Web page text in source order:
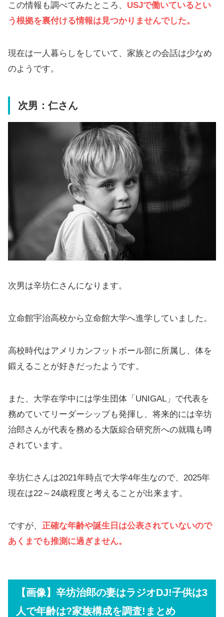
この情報も調べてみたところ、 USJで働いているとい
う根拠を裏付ける情報は見つかりませんでした。
現在は一人暮らしをしていて、家族との会話は少なめ
のようです。
次男：仁さん
次男は辛坊仁さんになります。
立命館宇治高校から立命館大学へ進学していました。
高校時代はアメリカンフットボール部に所属し、体を
鍛えることが好きだったようです。
また、大学在学中には学生団体「UNIGAL」で代表を
務めていてリーダーシップも発揮し、将来的には辛坊
治郎さんが代表を務める大阪綜合研究所への就職も噂
されています。
辛坊仁さんは2021年時点で大学4年生なので、2025年
現在は22～24歳程度と考えることが出来ます。
ですが、 正確な年齢や誕生日は公表されていないので
あくまでも推測に過ぎません。
【画像】辛坊治郎の妻はラジオDJ!子供は3
人で年齢は?家族構成を調査! まとめ